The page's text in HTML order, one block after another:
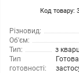
Код товару:
Різновид:
Об'єм:
Тип:
з
Тип
готовності: